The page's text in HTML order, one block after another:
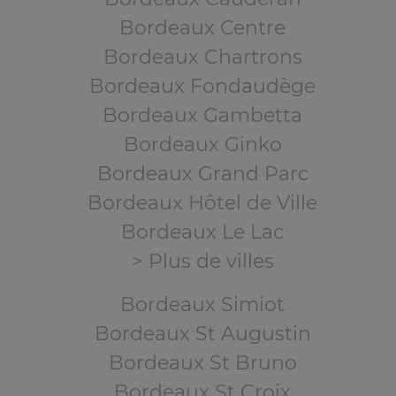
Bordeaux Centre
Bordeaux Chartrons
Bordeaux Fondaudège
Bordeaux Gambetta
Bordeaux Ginko
Bordeaux Grand Parc
Bordeaux Hôtel de Ville
Bordeaux Le Lac
> Plus de villes
Bordeaux Simiot
Bordeaux St Augustin
Bordeaux St Bruno